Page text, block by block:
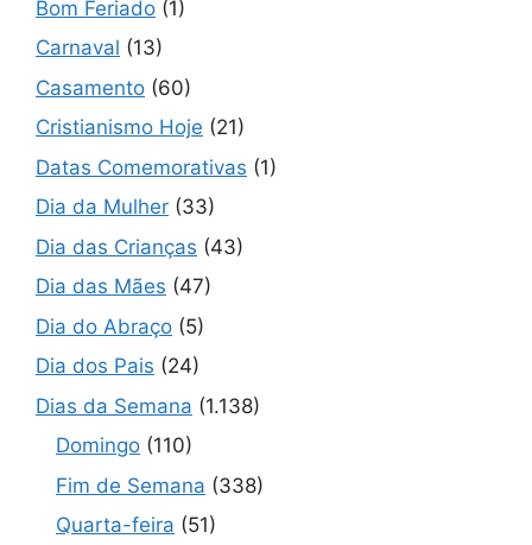
Bom Feriado (1)
Carnaval (13)
Casamento (60)
Cristianismo Hoje (21)
Datas Comemorativas (1)
Dia da Mulher (33)
Dia das Crianças (43)
Dia das Mães (47)
Dia do Abraço (5)
Dia dos Pais (24)
Dias da Semana (1.138)
Domingo (110)
Fim de Semana (338)
Quarta-feira (51)